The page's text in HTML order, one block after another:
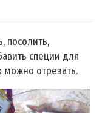
посолить,
специи для
отрезать.